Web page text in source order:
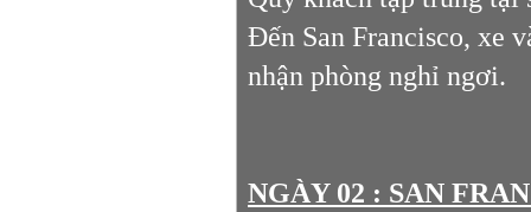
Đến San Francisco, xe
nhận phòng nghỉ ngơi.
NGÀY 02 : SAN